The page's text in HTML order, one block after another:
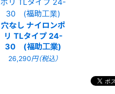
穴なし ナイロンポ
リ TLタイプ 24-
30 (福助工業)
26,290円（税込）